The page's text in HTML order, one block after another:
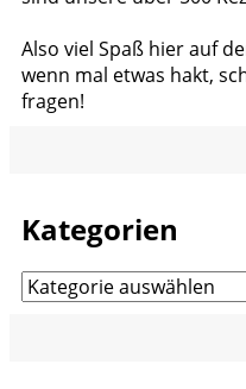
Also viel Spaß hier auf
wenn mal etwas hakt,
fragen!
Kategorien
Kategorien